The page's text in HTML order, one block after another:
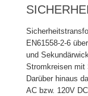
EN61558-2-6
und
Stromkreisen mit
Darüber hinaus
AC bzw. 120V